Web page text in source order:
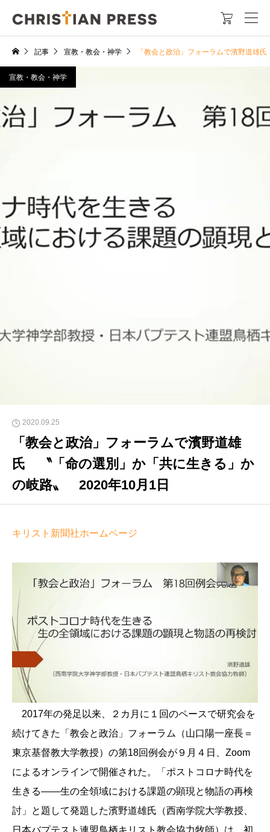

記事 宣教・教会・神学 「教会と政治」フォーラムで濱野道
宣教・教会・神学
2020.09.25
「教会と政治」フォーラムで濱野道雄
氏 〝「命の選別」か「共に生きる」か
の岐路〟 2020年10月1日
キリスト新聞社ホームページ
2017年の発足以来、２カ月に１回のペースで研究会を
続けてきた「教会と政治」フォーラム（山口陽一座長＝
東京基督教大学教授）の第18回例会が９月４日、Zoom
によるオンラインで開催された。「ポストコロナ時代を
生きる――生の全領域における課題の顕現と物語の再検
討」と題して発題した濱野道雄氏（西南学院大学教授、